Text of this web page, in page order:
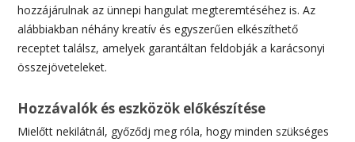
hozzájárulnak az ünnepi hangulat megteremtéséhez is. Az
alábbiakban néhány kreatív és egyszerűen elkészíthető
receptet találsz, amelyek garantáltan feldobják a karácsonyi
összejöveteleket.
Hozzávalók és eszközök előkészítése
Mielőtt nekilátnál, győződj meg róla, hogy minden szükséges